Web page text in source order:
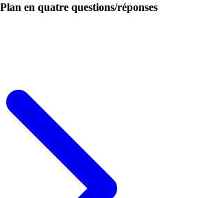
en quatre questions/réponses